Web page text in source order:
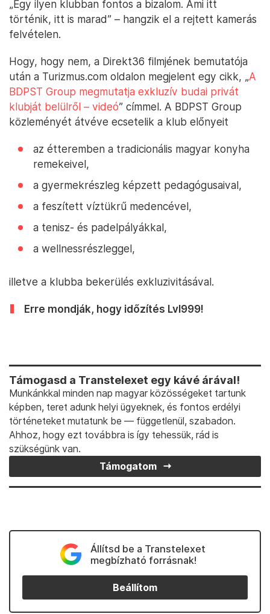
„Egy ilyen klubban fontos a bizalom. Ami itt
történik, itt is marad” – hangzik el a rejtett kamerás
felvételen.
Hogy, hogy nem, a Direkt36 filmjének bemutatója
után a Turizmus.com oldalon megjelent egy cikk, „A
BDPST Group megmutatja exkluzív budai privát
klubját belülről – videó” címmel. A BDPST Group
közleményét átvéve ecsetelik a klub előnyeit
az étteremben a tradicionális magyar konyha
remekeivel,
a gyermekrészleg képzett pedagógusaival,
a feszített víztükrű medencével,
a tenisz- és padelpályákkal,
a wellnessrészleggel,
illetve a klubba bekerülés exkluzivitásával.
Erre mondják, hogy időzítés Lvl999!
Támogasd a Transtelexet egy kávé árával!
Munkánkkal minden nap magyar közösségeket tartunk
képben, teret adunk helyi ügyeknek, és fontos erdélyi
történeteket mutatunk be — függetlenül, szabadon.
Ahhoz, hogy ezt továbbra is így tehessük, rád is
szükségünk van.
Támogatom
Állítsd be a Transtelexet
megbízható forrásnak!
Beállítom